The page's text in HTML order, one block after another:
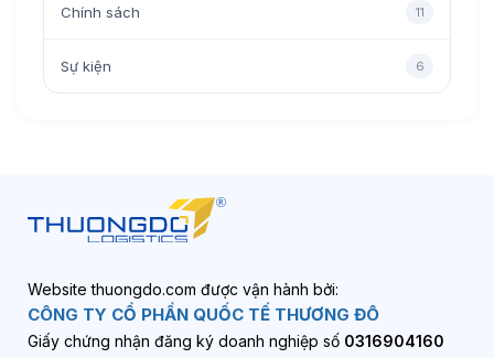
Chính sách 11
Sự kiện 6
Website thuongdo.com được vận hành bởi:
CÔNG TY CỔ PHẦN QUỐC TẾ THƯƠNG ĐÔ
Giấy chứng nhận đăng ký doanh nghiệp số 0316904160